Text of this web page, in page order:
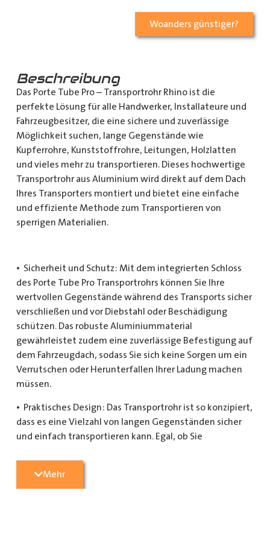
Woanders günstiger?
Beschreibung
Das Porte Tube Pro – Transportrohr Rhino ist die
perfekte Lösung für alle Handwerker, Installateure und
Fahrzeugbesitzer, die eine sichere und zuverlässige
Möglichkeit suchen, lange Gegenstände wie
Kupferrohre, Kunststoffrohre, Leitungen, Holzlatten
und vieles mehr zu transportieren. Dieses hochwertige
Transportrohr aus Aluminium wird direkt auf dem Dach
Ihres Transporters montiert und bietet eine einfache
und effiziente Methode zum Transportieren von
sperrigen Materialien.
• Sicherheit und Schutz: Mit dem integrierten Schloss
des Porte Tube Pro Transportrohrs können Sie Ihre
wertvollen Gegenstände während des Transports sicher
verschließen und vor Diebstahl oder Beschädigung
schützen. Das robuste Aluminiummaterial
gewährleistet zudem eine zuverlässige Befestigung auf
dem Fahrzeugdach, sodass Sie sich keine Sorgen um ein
Verrutschen oder Herunterfallen Ihrer Ladung machen
müssen.
• Praktisches Design: Das Transportrohr ist so konzipiert,
dass es eine Vielzahl von langen Gegenständen sicher
und einfach transportieren kann. Egal, ob Sie
Kunststoffrohre für den Sanitärbereich oder Holzlatten
für den Bau benötigen, dieses Transportrohr bietet
Mehr